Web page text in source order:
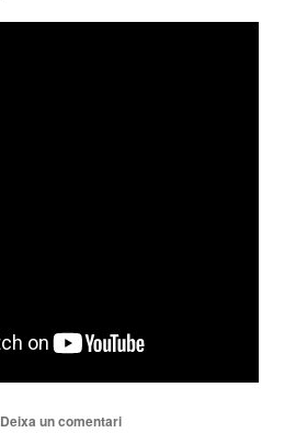
Deixa un comentari